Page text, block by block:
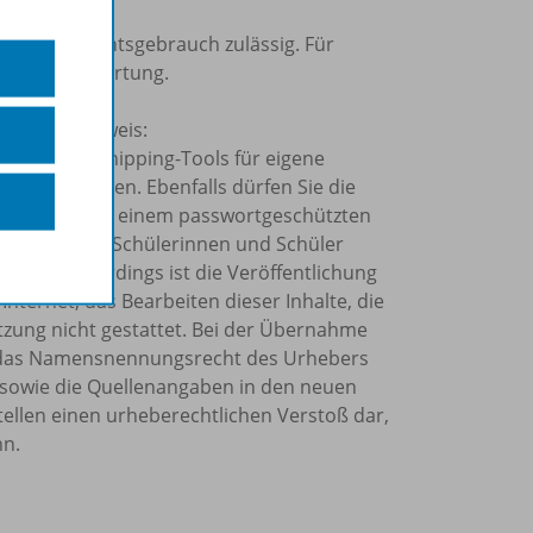
Unterrichtsgebrauch zulässig. Für
Verantwortung.
Hinweis:
und Snipping-Tools für eigene
verwenden. Ebenfalls dürfen Sie die
in einem passwortgeschützten
allein Ihre Schülerinnen und Schüler
Allerdings ist die Veröffentlichung
das Bearbeiten dieser Inhalte, die
nicht gestattet. Bei der Übernahme
Namensnennungsrecht des Urhebers
die Quellenangaben in den neuen
einen urheberechtlichen Verstoß dar,